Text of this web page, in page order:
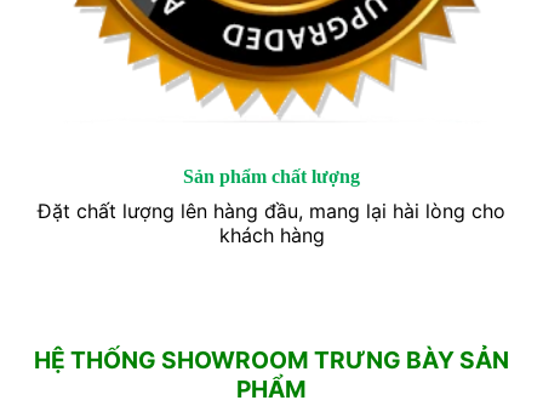
Sản phẩm chất lượng
Đặt chất lượng lên hàng đầu, mang lại hài lòng cho
khách hàng
HỆ THỐNG SHOWROOM TRƯNG BÀY SẢN
PHẨM